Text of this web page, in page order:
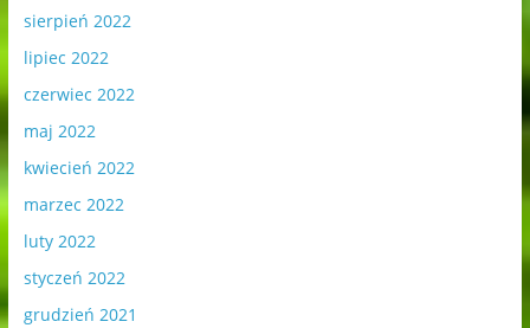
sierpień 2022
lipiec 2022
czerwiec 2022
maj 2022
kwiecień 2022
marzec 2022
luty 2022
styczeń 2022
grudzień 2021